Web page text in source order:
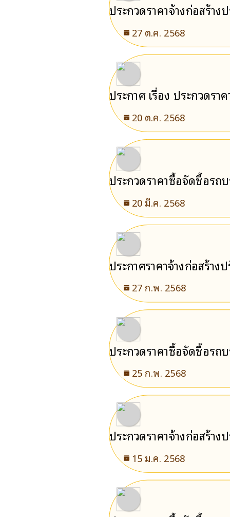
ประกวดราคาจ้างก่อสร้
เทศบาลตำบลพลวง อำเ
27 ต.ค. 2568
ประกาศ เรื่อง ประกวดร
20 ต.ค. 2568
ประกวดราคาซื้อจัดซื้อรถ
แบบอัดท้าย จำนวน 1 คัน
20 มี.ค. 2568
ประกาศราคาจ้างก่อสร้า
เชื่อมต่อ หมู่ที่ 7 ตำบลพล
27 ก.พ. 2568
ประกวดราคาซื้อจัดซื้อรถ
แบบอัดท้าย จำนวน 1 คัน
25 ก.พ. 2568
ประกวดราคาจ้างก่อสร้า
คลองตะเคียน หมู่ที่ 8 ตำ
15 ม.ค. 2568